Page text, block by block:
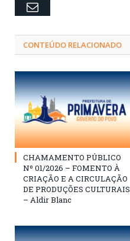
Email
CONTEÚDO RELACIONADO
CHAMAMENTO PÚBLICO
Nº 01/2026 – FOMENTO À
CRIAÇÃO E A CIRCULAÇÃO
DE PRODUÇÕES CULTURAIS
– Aldir Blanc